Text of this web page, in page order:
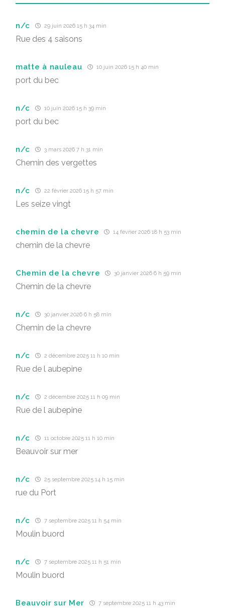
n/c 29 juin 2026 15 h 34 min
Rue des 4 saisons
matte à nauleau 10 juin 2026 15 h 40 min
port du bec
n/c 10 juin 2026 15 h 39 min
port du bec
n/c 3 mars 2026 7 h 31 min
Chemin des vergettes
n/c 22 février 2026 15 h 57 min
Les seize vingt
chemin de la chevre 14 février 2026 18 h 53 min
chemin de la chevre
Chemin de la chevre 30 janvier 2026 6 h 59 min
Chemin de la chevre
n/c 30 janvier 2026 6 h 58 min
Chemin de la chevre
n/c 2 décembre 2025 11 h 10 min
Rue de l aubepine
n/c 2 décembre 2025 11 h 09 min
Rue de l aubepine
n/c 11 octobre 2025 11 h 10 min
Beauvoir sur mer
n/c 25 septembre 2025 14 h 15 min
rue du Port
n/c 7 septembre 2025 11 h 54 min
Moulin buord
n/c 7 septembre 2025 11 h 51 min
Moulin buord
Beauvoir sur Mer 7 septembre 2025 11 h 43 min